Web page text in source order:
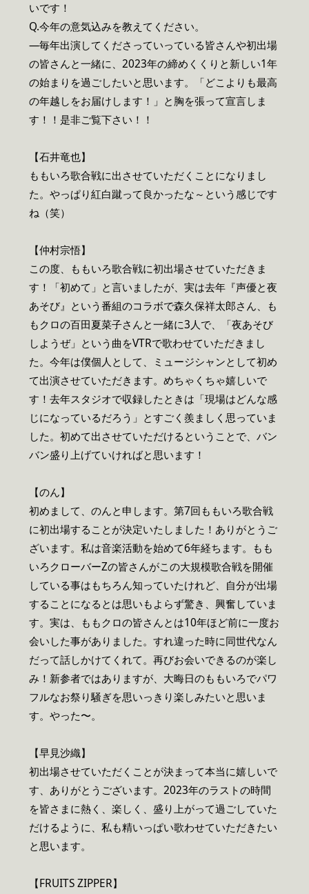
いです！
Q.今年の意気込みを教えてください。
―毎年出演してくださっていっている皆さんや初出場
の皆さんと一緒に、2023年の締めくくりと新しい1年
の始まりを過ごしたいと思います。「どこよりも最高
の年越しをお届けします！」と胸を張って宣言しま
す！！是非ご覧下さい！！
【石井竜也】
ももいろ歌合戦に出させていただくことになりまし
た。やっぱり紅白蹴って良かったな～という感じです
ね（笑）
【仲村宗悟】
この度、ももいろ歌合戦に初出場させていただきま
す！「初めて」と言いましたが、実は去年『声優と夜
あそび』という番組のコラボで森久保祥太郎さん、も
もクロの百田夏菜子さんと一緒に3人で、「夜あそび
しようぜ」という曲をVTRで歌わせていただきまし
た。今年は僕個人として、ミュージシャンとして初め
て出演させていただきます。めちゃくちゃ嬉しいで
す！去年スタジオで収録したときは「現場はどんな感
じになっているだろう」とすごく羨ましく思っていま
した。初めて出させていただけるということで、バン
バン盛り上げていければと思います！
【のん】
初めまして、のんと申します。第7回ももいろ歌合戦
に初出場することが決定いたしました！ありがとうご
ざいます。私は音楽活動を始めて6年経ちます。もも
いろクローバーZの皆さんがこの大規模歌合戦を開催
している事はもちろん知っていたけれど、自分が出場
することになるとは思いもよらず驚き、興奮していま
す。実は、ももクロの皆さんとは10年ほど前に一度お
会いした事がありました。すれ違った時に同世代なん
だって話しかけてくれて。再びお会いできるのが楽し
み！新参者ではありますが、大晦日のももいろでパワ
フルなお祭り騒ぎを思いっきり楽しみたいと思いま
す。やった〜。
【早見沙織】
初出場させていただくことが決まって本当に嬉しいで
す、ありがとうございます。2023年のラストの時間
を皆さまに熱く、楽しく、盛り上がって過ごしていた
だけるように、私も精いっぱい歌わせていただきたい
と思います。
【FRUITS ZIPPER】